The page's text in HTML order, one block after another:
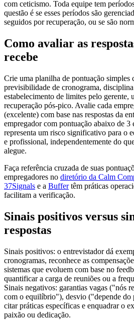
com ceticismo. Toda equipe tem
questão é se esses períodos são
seguidos por recuperação, ou se são
Como avaliar as
recebe
Crie uma planilha de pontuação simples
previsibilidade de cronograma,
estabelecimento de limites pelo gerente,
recuperação pós-pico. Avalie cada
(excelente) com base nas respostas da
empregador com pontuação abaixo de 3
representa um risco significativo para o
e profissional, independentemente do
alegue.
Faça referência cruzada de suas
empregadores no diretório da Calm
37Signals e a Buffertêm práticas
facilitam a verificação.
Sinais positivos versus
respostas
Sinais positivos: o entrevistador dá
cronogramas, reconhece as
sistemas que evoluem com base no
quantificar a carga de reuniões ou a
Sinais negativos: garantias vagas ("nós
com o equilíbrio"), desvio ("depende do
citar práticas específicas e enquadrar o
paixão ou dedicação.